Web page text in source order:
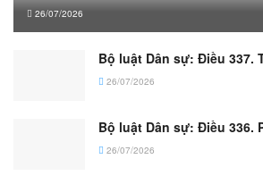
26/07/2026
Bộ luật Dân sự: Điều 337.
26/07/2026
Bộ luật Dân sự: Điều 336.
26/07/2026